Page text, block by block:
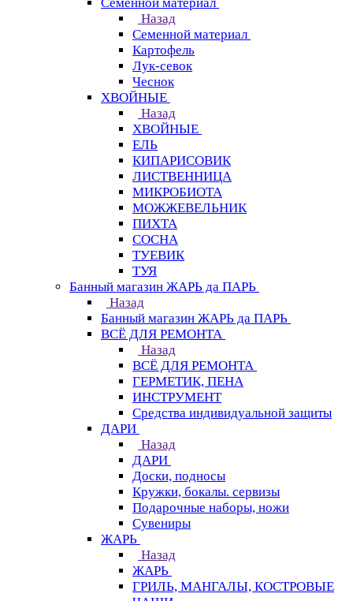
Назад
Семенной материал
Картофель
Лук-севок
Чеснок
ХВОЙНЫЕ
Назад
ХВОЙНЫЕ
ЕЛЬ
КИПАРИСОВИК
ЛИСТВЕННИЦА
МИКРОБИОТА
МОЖЖЕВЕЛЬНИК
ПИХТА
СОСНА
ТУЕВИК
ТУЯ
Банный магазин ЖАРЬ да ПАРЬ
Назад
Банный магазин ЖАРЬ да ПАРЬ
ВСЁ ДЛЯ РЕМОНТА
Назад
ВСЁ ДЛЯ РЕМОНТА
ГЕРМЕТИК, ПЕНА
ИНСТРУМЕНТ
Средства индивидуальной защиты
ДАРИ
Назад
ДАРИ
Доски, подносы
Кружки, бокалы. сервизы
Подарочные наборы, ножи
Сувениры
ЖАРЬ
Назад
ЖАРЬ
ГРИЛЬ, МАНГАЛЫ, КОСТРОВЫЕ